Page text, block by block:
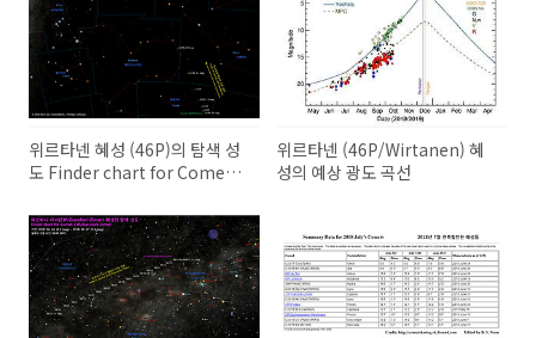
위르타넨 혜성 (46P)의 탐색 성
도 Finder chart for Comet
위르타넨 (46P/Wirtanen) 혜
성의 예상 광도 곡선